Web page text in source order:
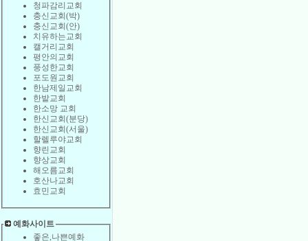
청파감리교회
충신교회(박)
충신교회(안)
치유하는교회
캘거리교회
평안의교회
풍성한교회
포도원교회
한남제일교회
한밭교회
한소망 교회
한신교회(분당)
한신교회(서울)
할렐루야교회
향린교회
향상교회
해오름교회
호산나교회
효민교회
예화사이트
좋은,나쁜예화